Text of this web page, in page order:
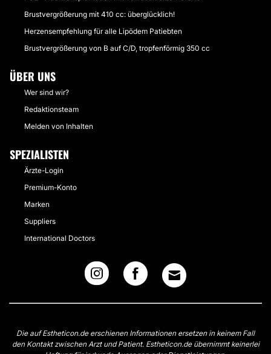
Brustvergrößerung mit 410 cc: überglücklich!
Herzensempfehlung für alle Lipödem Patiebten
Brustvergrößerung von B auf C/D, tropfenförmig 350 cc
ÜBER UNS
Wer sind wir?
Redaktionsteam
Melden von Inhalten
SPEZIALISTEN
Ärzte-Login
Premium-Konto
Marken
Suppliers
International Doctors
Die auf Estheticon.de erschienen Informationen ersetzen in keinem Fall
den Kontakt zwischen Arzt und Patient. Estheticon.de übernimmt keinerlei